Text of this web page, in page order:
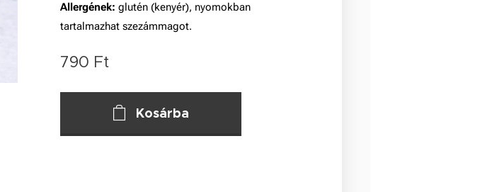
Allergének: glutén (kenyér), nyomokban
tartalmazhat szezámmagot.
790 Ft
Kosárba